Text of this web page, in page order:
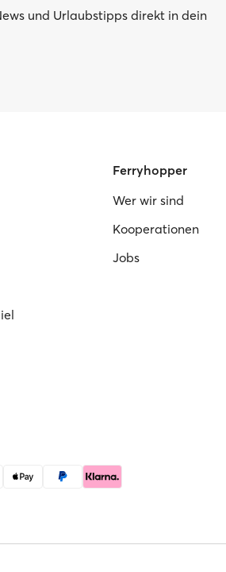
und Urlaubstipps direkt in dein
Ferryhopper
Wer wir sind
Kooperationen
Jobs